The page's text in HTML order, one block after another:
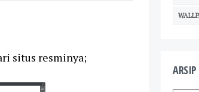
situs resminya;
ARSIP